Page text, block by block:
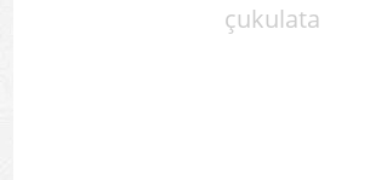
çukulata